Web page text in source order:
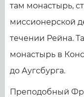
там монастырь,
миссионерской
течении Рейна.
монастырь в
до Аугсбурга.
Преподобный